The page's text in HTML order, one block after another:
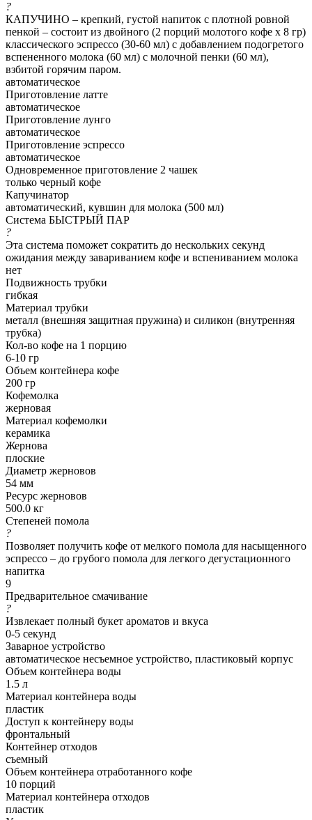
?
КАПУЧИНО – крепкий, густой напиток с плотной ровной
пенкой – состоит из двойного (2 порций молотого кофе х 8 гр)
классического эспрессо (30-60 мл) с добавлением подогретого
вспененного молока (60 мл) с молочной пенки (60 мл),
взбитой горячим паром.
автоматическое
Приготовление латте
автоматическое
Приготовление лунго
автоматическое
Приготовление эспрессо
автоматическое
Одновременное приготовление 2 чашек
только черный кофе
Капучинатор
автоматический, кувшин для молока (500 мл)
Система БЫСТРЫЙ ПАР
?
Эта система поможет сократить до нескольких секунд
ожидания между завариванием кофе и вспениванием молока
нет
Подвижность трубки
гибкая
Материал трубки
металл (внешняя защитная пружина) и силикон (внутренняя
трубка)
Кол-во кофе на 1 порцию
6-10 гр
Объем контейнера кофе
200 гр
Кофемолка
жерновая
Материал кофемолки
керамика
Жернова
плоские
Диаметр жерновов
54 мм
Ресурс жерновов
500.0 кг
Степеней помола
?
Позволяет получить кофе от мелкого помола для насыщенного
эспрессо – до грубого помола для легкого дегустационного
напитка
9
Предварительное смачивание
?
Извлекает полный букет ароматов и вкуса
0-5 секунд
Заварное устройство
автоматическое несъемное устройство, пластиковый корпус
Объем контейнера воды
1.5 л
Материал контейнера воды
пластик
Доступ к контейнеру воды
фронтальный
Контейнер отходов
съемный
Объем контейнера отработанного кофе
10 порций
Материал контейнера отходов
пластик